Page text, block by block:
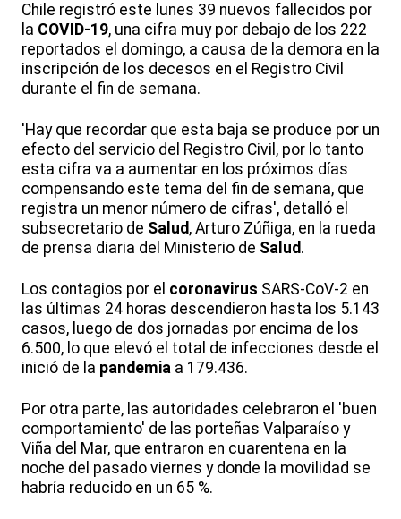
Chile registró este lunes 39 nuevos fallecidos por
la COVID-19, una cifra muy por debajo de los 222
reportados el domingo, a causa de la demora en la
inscripción de los decesos en el Registro Civil
durante el fin de semana.
'Hay que recordar que esta baja se produce por un
efecto del servicio del Registro Civil, por lo tanto
esta cifra va a aumentar en los próximos días
compensando este tema del fin de semana, que
registra un menor número de cifras', detalló el
subsecretario de Salud, Arturo Zúñiga, en la rueda
de prensa diaria del Ministerio de Salud.
Los contagios por el coronavirus SARS-CoV-2 en
las últimas 24 horas descendieron hasta los 5.143
casos, luego de dos jornadas por encima de los
6.500, lo que elevó el total de infecciones desde el
inició de la pandemia a 179.436.
Por otra parte, las autoridades celebraron el 'buen
comportamiento' de las porteñas Valparaíso y
Viña del Mar, que entraron en cuarentena en la
noche del pasado viernes y donde la movilidad se
habría reducido en un 65 %.